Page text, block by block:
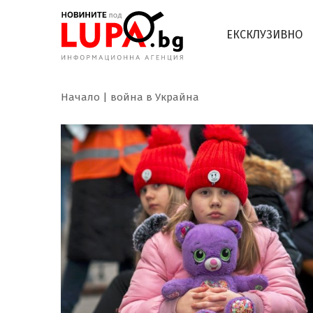
ЕКСКЛУЗИВНО
Начало война в Украйна